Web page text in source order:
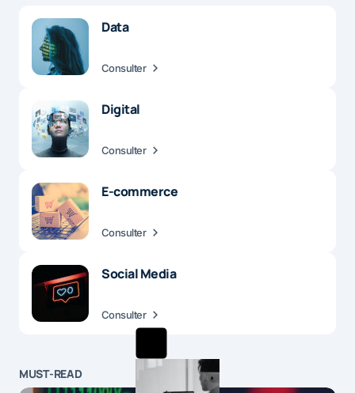
Data
Consulter
Digital
Consulter
E-commerce
Consulter
Social Media
Consulter
MUST-READ